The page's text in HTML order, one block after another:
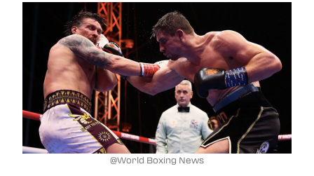
@World Boxing News